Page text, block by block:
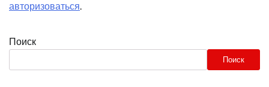
авторизоваться.
Поиск
Поиск